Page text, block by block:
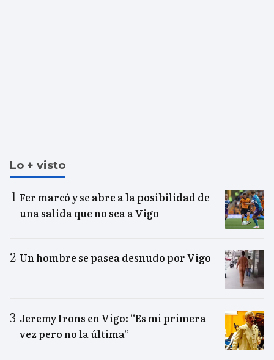
Lo + visto
Fer marcó y se abre a la posibilidad de
una salida que no sea a Vigo
Un hombre se pasea desnudo por Vigo
Jeremy Irons en Vigo: “Es mi primera
vez pero no la última”